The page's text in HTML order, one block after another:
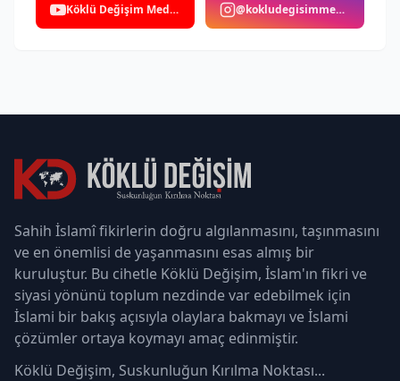
Köklü Değişim Medya @kokludegisimmedya
Sahih İslamî fikirlerin doğru algılanmasını, taşınmasını
ve en önemlisi de yaşanmasını esas almış bir
kuruluştur. Bu cihetle Köklü Değişim, İslam'ın fikri ve
siyasi yönünü toplum nezdinde var edebilmek için
İslami bir bakış açısıyla olaylara bakmayı ve İslami
çözümler ortaya koymayı amaç edinmiştir.
Köklü Değişim, Suskunluğun Kırılma Noktası...